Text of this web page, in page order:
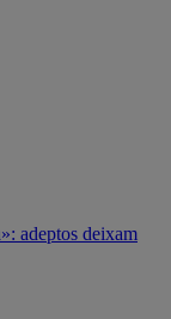
adeptos deixam